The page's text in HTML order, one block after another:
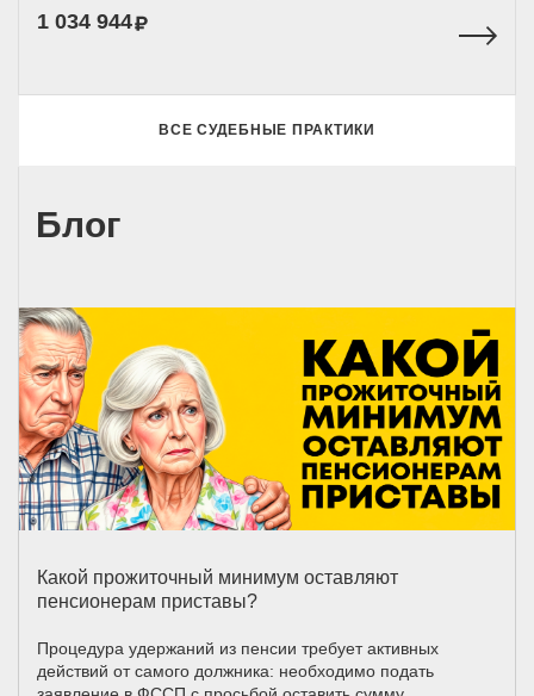
1 034 944
ВСЕ СУДЕБНЫЕ ПРАКТИКИ
Блог
Какой прожиточный минимум оставляют
пенсионерам приставы?
Процедура удержаний из пенсии требует активных
действий от самого должника: необходимо подать